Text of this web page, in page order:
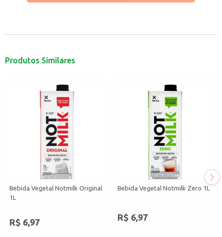
Produtos Similares
Bebida Vegetal Notmilk Original
1L
R$ 6,97
Bebida Vegetal Notmilk Zero 1L
R$ 6,97